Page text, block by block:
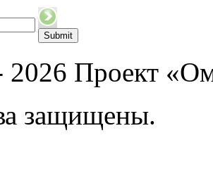
Проект
защищены.